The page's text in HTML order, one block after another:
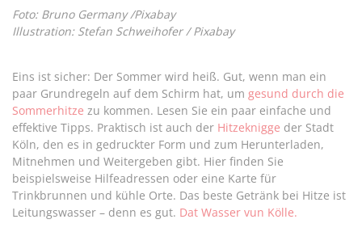
Foto: Bruno Germany /Pixabay
Illustration: Stefan Schweihofer / Pixabay
Eins ist sicher: Der Sommer wird heiß. Gut, wenn man ein
paar Grundregeln auf dem Schirm hat, um gesund durch die
Sommerhitze zu kommen. Lesen Sie ein paar einfache und
effektive Tipps. Praktisch ist auch der Hitzeknigge der Stadt
Köln, den es in gedruckter Form und zum Herunterladen,
Mitnehmen und Weitergeben gibt. Hier finden Sie
beispielsweise Hilfeadressen oder eine Karte für
Trinkbrunnen und kühle Orte. Das beste Getränk bei Hitze ist
Leitungswasser – denn es gut. Dat Wasser vun Kölle.